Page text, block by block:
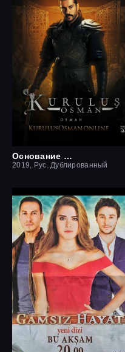
Основание Осман
2019, Рус. Дублированный